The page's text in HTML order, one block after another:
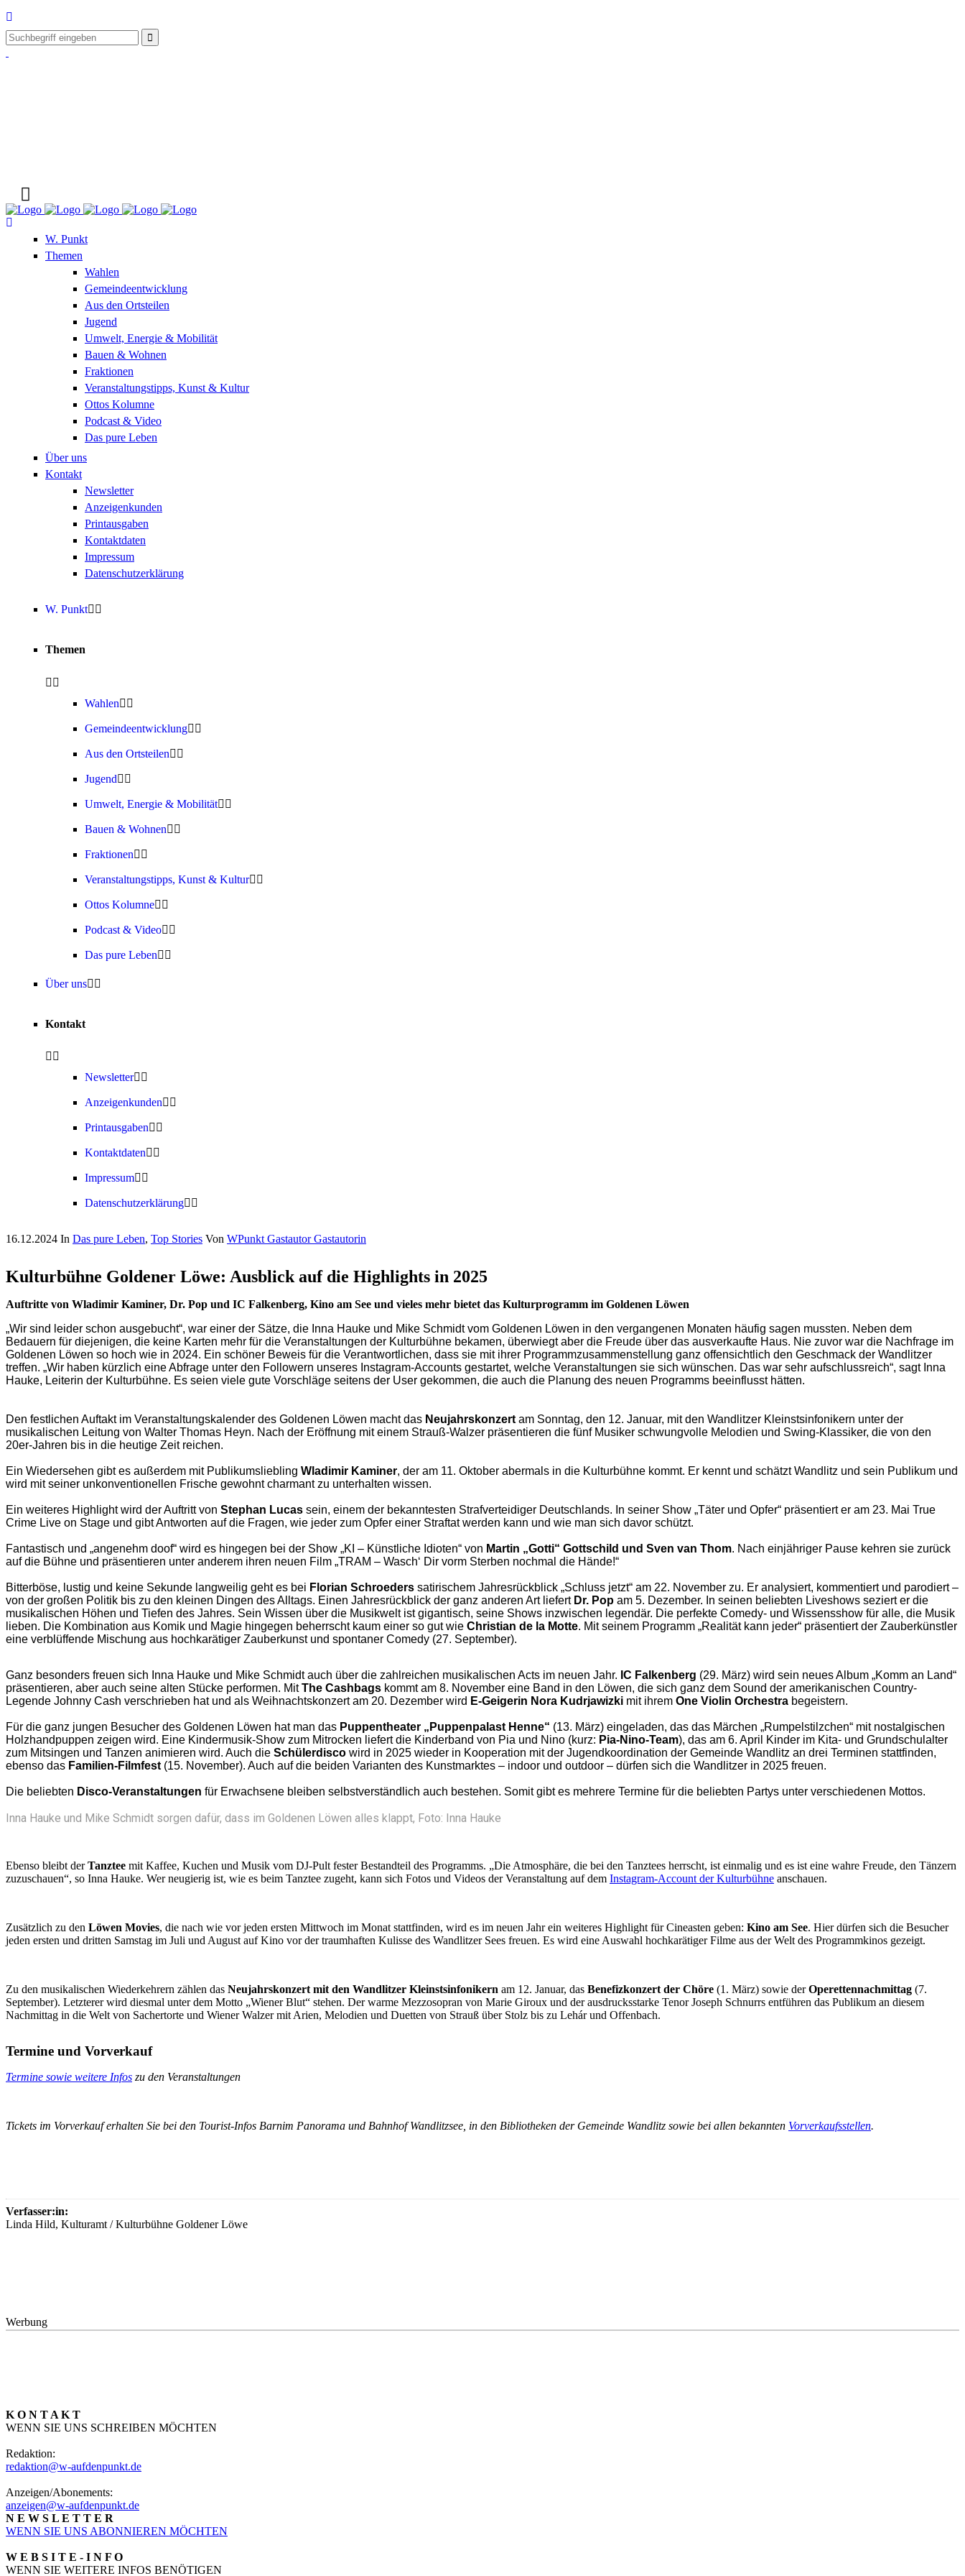
W. Punkt
Themen
Wahlen
Gemeindeentwicklung
Aus den Ortsteilen
Jugend
Umwelt, Energie & Mobilität
Bauen & Wohnen
Fraktionen
Veranstaltungstipps, Kunst & Kultur
Ottos Kolumne
Podcast & Video
Das pure Leben
Über uns
Kontakt
Newsletter
Anzeigenkunden
Printausgaben
Kontaktdaten
Impressum
Datenschutzerklärung
W. Punkt
Themen
Wahlen
Gemeindeentwicklung
Aus den Ortsteilen
Jugend
Umwelt, Energie & Mobilität
Bauen & Wohnen
Fraktionen
Veranstaltungstipps, Kunst & Kultur
Ottos Kolumne
Podcast & Video
Das pure Leben
Über uns
Kontakt
Newsletter
Anzeigenkunden
Printausgaben
Kontaktdaten
Impressum
Datenschutzerklärung
16.12.2024 In Das pure Leben, Top Stories Von WPunkt Gastautor Gastautorin
Kulturbühne Goldener Löwe: Ausblick auf die Highlights in 2025
Auftritte von Wladimir Kaminer, Dr. Pop und IC Falkenberg, Kino am See und vieles mehr bietet das Kulturprogramm im Goldenen Löwen
„Wir sind leider schon ausgebucht“, war einer der Sätze, die Inna Hauke und Mike Schmidt vom Goldenen Löwen in den vergangenen Monaten häufig sagen mussten. Neben dem
Bedauern für diejenigen, die keine Karten mehr für die Veranstaltungen der Kulturbühne bekamen, überwiegt aber die Freude über das ausverkaufte Haus. Nie zuvor war die Nachfrage im
Goldenen Löwen so hoch wie in 2024. Ein schöner Beweis für die Verantwortlichen, dass sie mit ihrer Programmzusammenstellung ganz offensichtlich den Geschmack der Wandlitzer
treffen. „Wir haben kürzlich eine Abfrage unter den Followern unseres Instagram-Accounts gestartet, welche Veranstaltungen sie sich wünschen. Das war sehr aufschlussreich“, sagt Inna
Hauke, Leiterin der Kulturbühne. Es seien viele gute Vorschläge seitens der User gekommen, die auch die Planung des neuen Programms beeinflusst hätten.
Den festlichen Auftakt im Veranstaltungskalender des Goldenen Löwen macht das Neujahrskonzert am Sonntag, den 12. Januar, mit den Wandlitzer Kleinstsinfonikern unter der
musikalischen Leitung von Walter Thomas Heyn. Nach der Eröffnung mit einem Strauß-Walzer präsentieren die fünf Musiker schwungvolle Melodien und Swing-Klassiker, die von den
20er-Jahren bis in die heutige Zeit reichen.
Ein Wiedersehen gibt es außerdem mit Publikumsliebling Wladimir Kaminer, der am 11. Oktober abermals in die Kulturbühne kommt. Er kennt und schätzt Wandlitz und sein Publikum und
wird mit seiner unkonventionellen Frische gewohnt charmant zu unterhalten wissen.
Ein weiteres Highlight wird der Auftritt von Stephan Lucas sein, einem der bekanntesten Strafverteidiger Deutschlands. In seiner Show „Täter und Opfer“ präsentiert er am 23. Mai True
Crime Live on Stage und gibt Antworten auf die Fragen, wie jeder zum Opfer einer Straftat werden kann und wie man sich davor schützt.
Fantastisch und „angenehm doof“ wird es hingegen bei der Show „KI – Künstliche Idioten“ von Martin „Gotti“ Gottschild und Sven van Thom. Nach einjähriger Pause kehren sie zurück
auf die Bühne und präsentieren unter anderem ihren neuen Film „TRAM – Wasch‘ Dir vorm Sterben nochmal die Hände!“
Bitterböse, lustig und keine Sekunde langweilig geht es bei Florian Schroeders satirischem Jahresrückblick „Schluss jetzt“ am 22. November zu. Er analysiert, kommentiert und parodiert –
von der großen Politik bis zu den kleinen Dingen des Alltags. Einen Jahresrückblick der ganz anderen Art liefert Dr. Pop am 5. Dezember. In seinen beliebten Liveshows seziert er die
musikalischen Höhen und Tiefen des Jahres. Sein Wissen über die Musikwelt ist gigantisch, seine Shows inzwischen legendär. Die perfekte Comedy- und Wissensshow für alle, die Musik
lieben. Die Kombination aus Komik und Magie hingegen beherrscht kaum einer so gut wie Christian de la Motte. Mit seinem Programm „Realität kann jeder“ präsentiert der Zauberkünstler
eine verblüffende Mischung aus hochkarätiger Zauberkunst und spontaner Comedy (27. September).
Ganz besonders freuen sich Inna Hauke und Mike Schmidt auch über die zahlreichen musikalischen Acts im neuen Jahr. IC Falkenberg (29. März) wird sein neues Album „Komm an Land“
präsentieren, aber auch seine alten Stücke performen. MitThe Cashbags kommt am 8. November eine Band in den Löwen, die sich ganz dem Sound der amerikanischen Country-
Legende Johnny Cash verschrieben hat und als Weihnachtskonzert am 20. Dezember wird E-Geigerin Nora Kudrjawizki mit ihrem One Violin Orchestra begeistern.
Für die ganz jungen Besucher des Goldenen Löwen hat man das Puppentheater „Puppenpalast Henne“ (13. März) eingeladen, das das Märchen „Rumpelstilzchen“ mit nostalgischen
Holzhandpuppen zeigen wird. Eine Kindermusik-Show zum Mitrocken liefert die Kinderband von Pia und Nino (kurz: Pia-Nino-Team), das am 6. April Kinder im Kita- und Grundschulalter
zum Mitsingen und Tanzen animieren wird. Auch die Schülerdisco wird in 2025 wieder in Kooperation mit der Jugendkoordination der Gemeinde Wandlitz an drei Terminen stattfinden,
ebenso das Familien-Filmfest (15. November). Auch auf die beiden Varianten des Kunstmarktes – indoor und outdoor – dürfen sich die Wandlitzer in 2025 freuen.
Die beliebten Disco-Veranstaltungen für Erwachsene bleiben selbstverständlich auch bestehen. Somit gibt es mehrere Termine für die beliebten Partys unter verschiedenen Mottos.
Inna Hauke und Mike Schmidt sorgen dafür, dass im Goldenen Löwen alles klappt, Foto: Inna Hauke
Ebenso bleibt derTanztee mit Kaffee, Kuchen und Musik vom DJ-Pult fester Bestandteil des Programms. „Die Atmosphäre, die bei den Tanztees herrscht, ist einmalig und es ist eine wahre Freude, den Tänzern
zuzuschauen“, so Inna Hauke. Wer neugierig ist, wie es beim Tanztee zugeht, kann sich Fotos und Videos der Veranstaltung auf dem Instagram-Account der Kulturbühne anschauen.
Zusätzlich zu den Löwen Movies, die nach wie vor jeden ersten Mittwoch im Monat stattfinden, wird es im neuen Jahr ein weiteres Highlight für Cineasten geben: Kino am See. Hier dürfen sich die Besucher
jeden ersten und dritten Samstag im Juli und August auf Kino vor der traumhaften Kulisse des Wandlitzer Sees freuen. Es wird eine Auswahl hochkarätiger Filme aus der Welt des Programmkinos gezeigt.
Zu den musikalischen Wiederkehrern zählen das Neujahrskonzert mit den Wandlitzer Kleinstsinfonikern am 12. Januar, das Benefizkonzert der Chöre (1. März) sowie derOperettennachmittag (7.
September). Letzterer wird diesmal unter dem Motto „Wiener Blut“ stehen. Der warme Mezzosopran von Marie Giroux und der ausdrucksstarke Tenor Joseph Schnurrs entführen das Publikum an diesem
Nachmittag in die Welt von Sachertorte und Wiener Walzer mit Arien, Melodien und Duetten von Strauß über Stolz bis zu Lehár und Offenbach.
Termine und Vorverkauf
Termine sowie weitere Infos zu den Veranstaltungen
Tickets im Vorverkauf erhalten Sie bei den Tourist-Infos Barnim Panorama und Bahnhof Wandlitzsee, in den Bibliotheken der Gemeinde Wandlitz sowie bei allen bekannten Vorverkaufsstellen.
Verfasser:in:
Linda Hild, Kulturamt / Kulturbühne Goldener Löwe
Werbung
K O N T A K T
WENN SIE UNS SCHREIBEN MÖCHTEN
Redaktion:
redaktion@w-aufdenpunkt.de
Anzeigen/Abonements:
anzeigen@w-aufdenpunkt.de
N E W S L E T T E R
WENN SIE UNS ABONNIEREN MÖCHTEN
W E B S I T E - I N F O
WENN SIE WEITERE INFOS BENÖTIGEN